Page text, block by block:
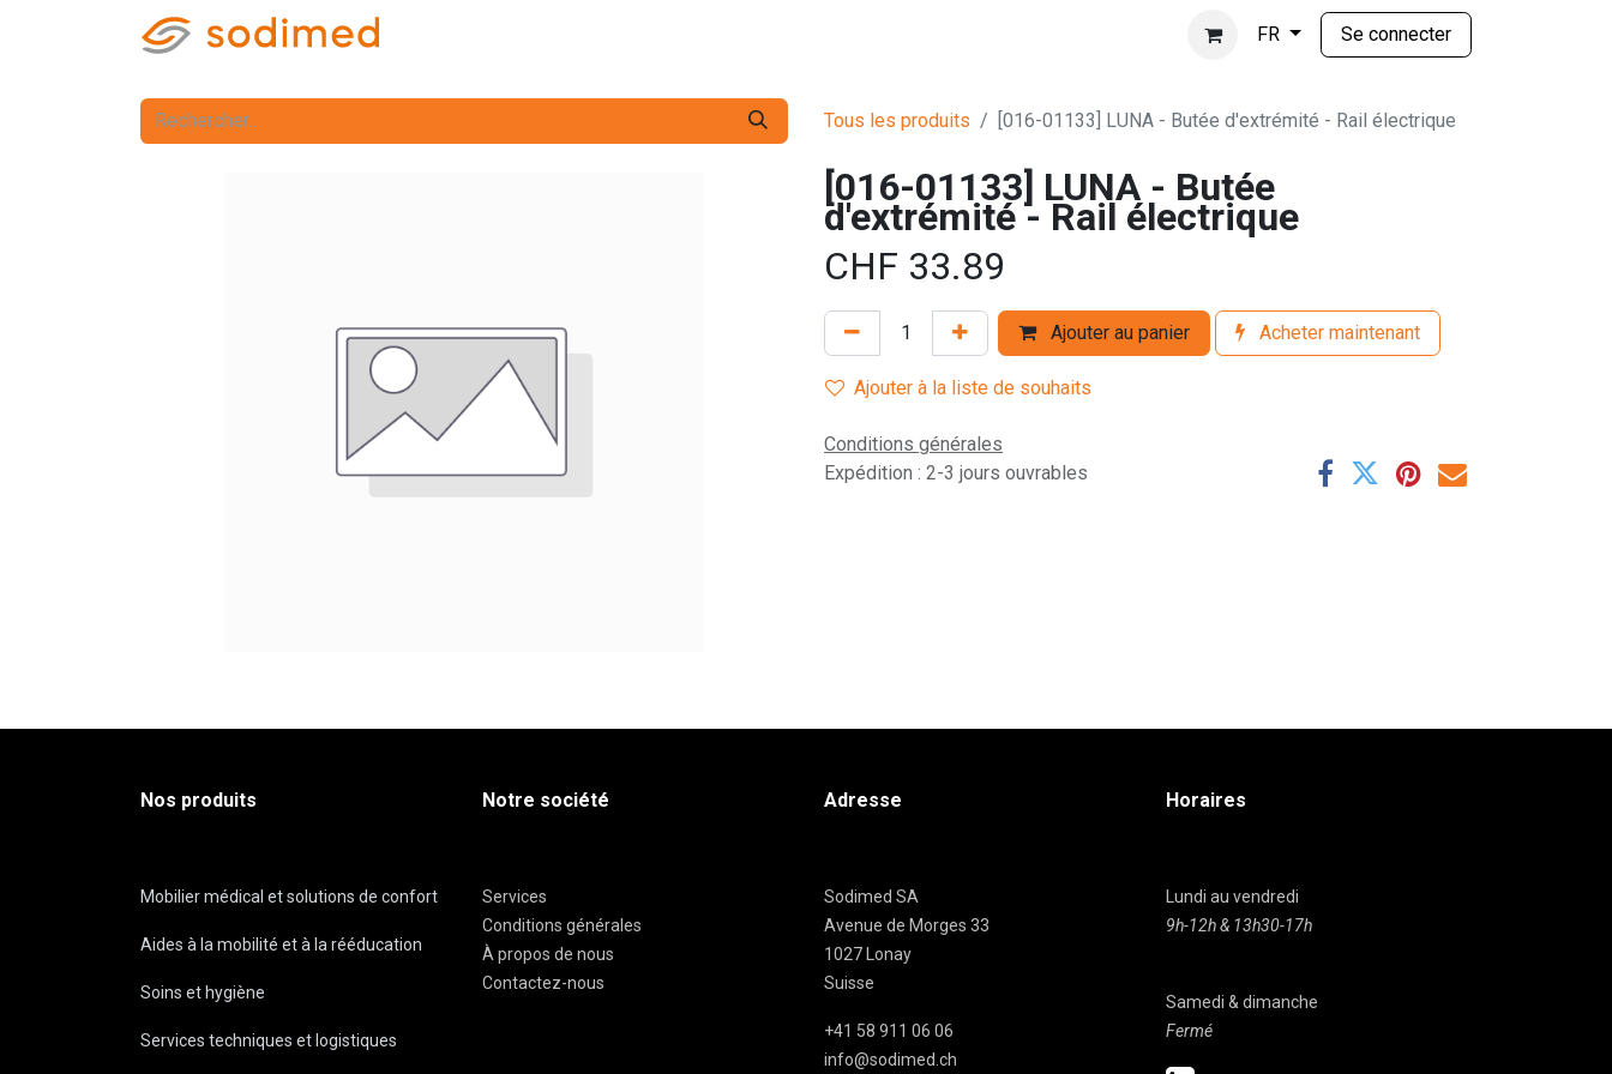
FR Se connecter
Tous les produits [016-01133] LUNA - Butée d'extrémité - Rail électrique
[016-01133] LUNA - Butée
d'extrémité - Rail électrique
CHF 33.89
Ajouter au panier Acheter maintenant
Ajouter à la liste de souhaits
Conditions générales
Expédition : 2-3 jours ouvrables
Nos produits
Mobilier médical et solutions de confort
Aides à la mobilité et à la rééducation
Soins et hygiène
Services techniques et logistiques
Notre société
Services
Conditions générales
À propos de nous
Contactez-nous
Adresse
Sodimed SA
Avenue de Morges 33
1027 Lonay
Suisse
+41 58 911 06 06
info@sodimed.ch
Horaires
Lundi au vendredi
9h-12h & 13h30-17h
Samedi & dimanche
Fermé